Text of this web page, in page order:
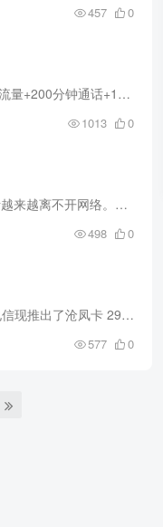
457 0
【福建】联通全家福 58元60G全通用流量+200分钟通话+1000M宽带【长期套餐】 原套餐58元包60G通用流量+200分钟通话+1000M宽带 国内流量:5元/G，短信/彩信: 0.1元/条，国内语音: 0.15元/分钟通话 ...
1013 0
移动火树/银花卡 19元155G全国流量+0.19元/分钟通话【可加3个亲情号】 随着互联网的发展，我们的生活越来越离不开网络。无论是工作还是娱乐，都需要大量的流量支持。而在众多的流量卡中，移动火...
498 0
在移动互联网时代，大流量、高速度的网络已经成为人们生活中的必需品。为了满足大家对流量的需求，电信现推出了沧凤卡 29元155G通用+30G定向+100分钟套餐，不仅价格亲民，而且包含大量的流量，...
577 0